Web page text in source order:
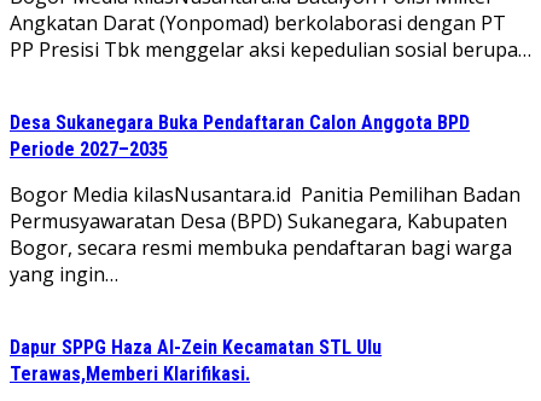
Angkatan Darat (Yonpomad) berkolaborasi dengan PT
PP Presisi Tbk menggelar aksi kepedulian sosial berupa…
Desa Sukanegara Buka Pendaftaran Calon Anggota BPD
Periode 2027–2035
Bogor Media kilasNusantara.id Panitia Pemilihan Badan
Permusyawaratan Desa (BPD) Sukanegara, Kabupaten
Bogor, secara resmi membuka pendaftaran bagi warga
yang ingin…
Dapur SPPG Haza Al-Zein Kecamatan STL Ulu
Terawas,Memberi Klarifikasi.